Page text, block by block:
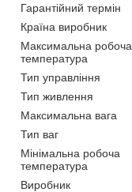
Гарантійний термін
Країна виробник
Максимальна робоча
температура
Тип управління
Тип живлення
Максимальна вага
Тип ваг
Мінімальна робоча
температура
Виробник